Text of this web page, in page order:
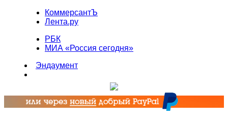
КоммерсантЪ
Лента.ру
РБК
МИА «Россия сегодня»
Эндаумент